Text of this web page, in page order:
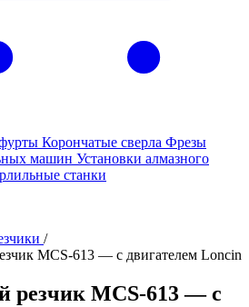
Корончатые сверла Фрезы
машин Установки алмазного
станки
/
MCS-613 — c двигателем Loncin
резчик MCS-613 — c